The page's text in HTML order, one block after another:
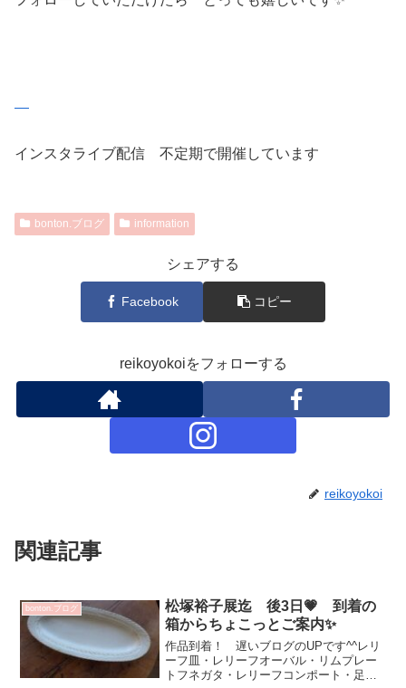
インスタライブ配信 不定期で開催しています
bonton.ブログ information
シェアする
Facebook コピー
reikoyokoiをフォローする
reikoyokoi
関連記事
bonton.ブログ
松塚裕子展迄 後3日💗 到着の
箱からちょこっとご案内✨
作品到着！ 遅いブログのUPです^^レリ
ーフ皿・レリーフオーバル・リムプレー
トフネガタ・レリーフコンポート・足つ